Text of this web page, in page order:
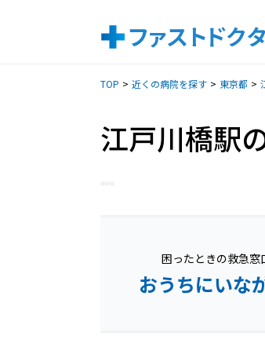
TOP 近くの病院を探す 東京都
江戸川橋駅
困ったときの救急窓
おうちにいな